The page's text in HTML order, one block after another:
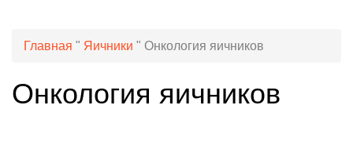
Главная " Яичники " Онкология яичников
Онкология яичников